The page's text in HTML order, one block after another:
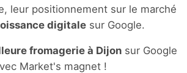
leur positionnement sur le marché
digitale sur Google.
fromagerie à Dijon sur Google
Market's magnet !